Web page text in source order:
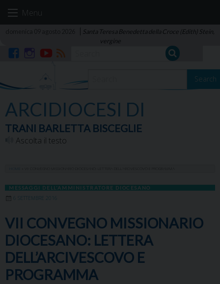
Menu
Santa Teresa Benedetta della Croce (Edith) Stein,
vergine
Search
ARCIDIOCESI DI
TRANI BARLETTA BISCEGLIE
Ascolta il testo
MESSAGGI DELL'AMMINISTRATORE DIOCESANO
6 SETTEMBRE 2016
VII CONVEGNO MISSIONARIO
DIOCESANO: LETTERA
DELL’ARCIVESCOVO E
PROGRAMMA